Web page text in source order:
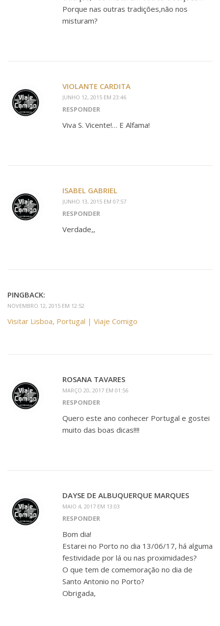
Porque nas outras tradições,não nos
misturam?
VIOLANTE CARDITA
JUNHO 12, 2015 EM 23:46
RESPONDER
Viva S. Vicente!… E Alfama!
ISABEL GABRIEL
JUNHO 13, 2015 EM 07:57
RESPONDER
Verdade,,
PINGBACK:
NOVEMBRO 12, 2015 EM 12:52
Visitar Lisboa, Portugal | Viaje Comigo
ROSANA TAVARES
MARÇO 20, 2017 EM 01:56
RESPONDER
Quero este ano conhecer Portugal e gostei
muito das boas dicas!!!!
DAYSE DE ALBUQUERQUE MARQUES
MAIO 4, 2017 EM 13:03
RESPONDER
Bom dia!
Estarei no Porto no dia 13/06/17, há alguma
festividade por lá ou nas proximidades?
O que tem de comemoração no dia de
Santo Antonio no Porto?
Obrigada,